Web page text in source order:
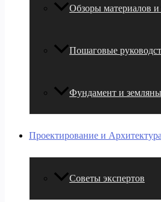
Обзоры материалов и
Пошаговые
Фундамент и
Проектирование и Архитектура
Советы экспертов